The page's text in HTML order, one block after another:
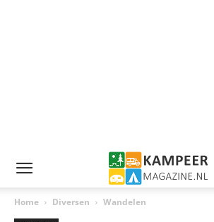
Home Diversen Wandelen